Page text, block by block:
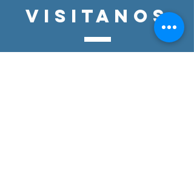
visitanos